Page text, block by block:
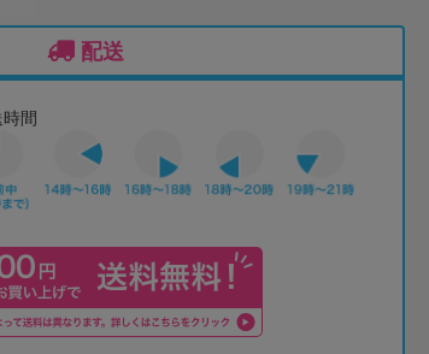
配送
間